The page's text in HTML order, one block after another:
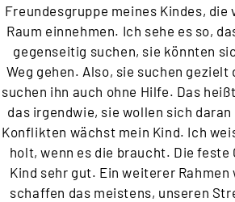
Freundesgruppe meines Kindes, die
Raum einnehmen. Ich sehe es so,
gegenseitig suchen, sie könnten
Weg gehen. Also, sie suchen
suchen ihn auch ohne Hilfe. Das
das irgendwie, sie wollen sich
Konflikten wächst mein Kind. Ich
holt, wenn es die braucht. Die feste
Kind sehr gut. Ein weiterer Rahmen
schaffen das meistens, unseren